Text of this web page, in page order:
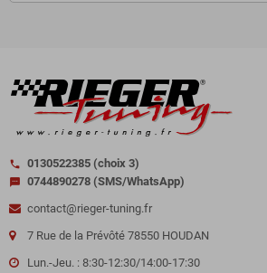
call 0130522385 (choix 3)
sms
0744890278 (SMS/WhatsApp)
contact@rieger-tuning.fr
7 Rue de la Prévôté 78550 HOUDAN
Lun.-Jeu. : 8:30-12:30/14:00-17:30